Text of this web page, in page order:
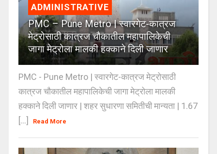
ADMINISTRATIVE
PMC – Pune Metro | स्वारगेट-कात्रज
मेट्रोसाठी कात्रज चौकातील महापालिकेची
जागा मेट्रोला मालकी हक्काने दिली जाणार
PMC - Pune Metro | स्वारगेट-कात्रज मेट्रोसाठी
कात्रज चौकातील महापालिकेची जागा मेट्रोला मालकी
हक्काने दिली जाणार | शहर सुधारणा समितीची मान्यता | 1.67
[...]
Read More